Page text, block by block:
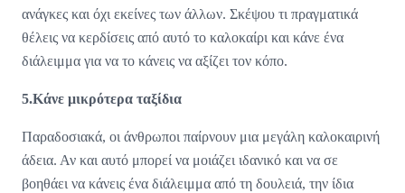
ανάγκες και όχι εκείνες των άλλων. Σκέψου τι πραγματικά
θέλεις να κερδίσεις από αυτό το καλοκαίρι και κάνε ένα
διάλειμμα για να το κάνεις να αξίζει τον κόπο.
5.Κάνε μικρότερα ταξίδια
Παραδοσιακά, οι άνθρωποι παίρνουν μια μεγάλη καλοκαιρινή
άδεια. Αν και αυτό μπορεί να μοιάζει ιδανικό και να σε
βοηθάει να κάνεις ένα διάλειμμα από τη δουλειά, την ίδια